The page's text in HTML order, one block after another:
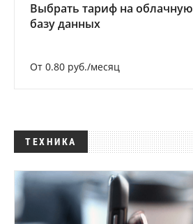
Выбрать тариф на облачную
базу данных
От 0.80 руб./месяц
ТЕХНИКА